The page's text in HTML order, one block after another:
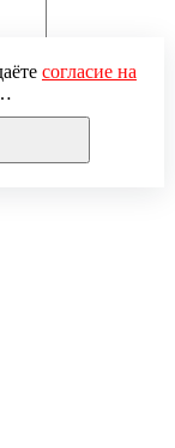
согласие на
сведения о
п.)